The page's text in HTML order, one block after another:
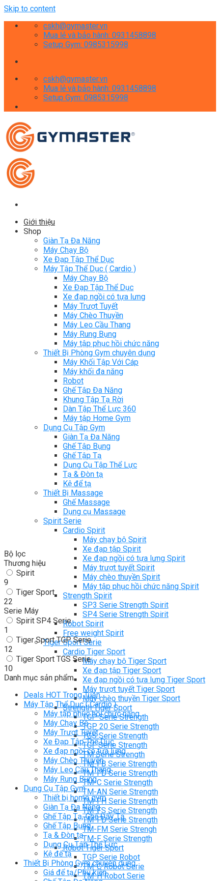
Skip to content
cskh@gymaster.vn
Mua lẻ và bảo hành: 0931458898
Setup Gym: 0985315998
cskh@gymaster.vn
Mua lẻ và bảo hành: 0931458898
Setup Gym: 0985315998
Giới thiệu
Shop
Giàn Tạ Đa Năng
Máy Chạy Bộ
Xe Đạp Tập Thể Dục
Máy Tập Thể Dục ( Cardio )
Máy Chạy Bộ
Xe Đạp Tập Thể Dục
Xe đạp ngồi có tựa lưng
Máy Trượt Tuyết
Máy Chèo Thuyền
Máy Leo Cầu Thang
Máy Rung Bụng
Máy tập phục hồi chức năng
Thiết Bị Phòng Gym chuyên dụng
Máy Khối Tập Với Cáp
Máy khối đa năng
Robot
Ghế Tập Đa Năng
Khung Tập Tạ Rời
Dàn Tập Thể Lực 360
Máy tập Home Gym
Dụng Cụ Tập Gym
Giàn Tạ Đa Năng
Ghế Tập Bụng
Ghế Tập Tạ
Dụng Cụ Tập Thể Lực
Tạ & Đòn tạ
Kệ để tạ
Thiết Bị Massage
Ghế Massage
Dụng cụ Massage
Spirit Serie
Cardio Spirit
Máy chạy bộ Spirit
Xe đạp tập Spirit
Xe đạp ngồi có tựa lưng Spirit
Máy trượt tuyết Spirit
Máy chèo thuyền Spirit
Máy tập phục hồi chức năng Spirit
Strength Spirit
SP3 Serie Strength Spirit
SP4 Serie Strength Spirit
Robot Spirit
Free weight Spirit
Tiger Sport Serie
Cardio Tiger Sport
Máy chạy bộ Tiger Sport
Xe đạp tập Tiger Sport
Xe đạp ngồi có tựa lưng Tiger Sport
Máy trượt tuyết Tiger Sport
Máy chèo thuyền Tiger Sport
Strength Tiger Sport
TGP Serie Strength
TGP 20 Serie Strength
TGS Serie Strength
TGF Serie Strength
TM Serie Strength
TM-FB Serie Strength
TM-FD Serie Strength
TM-C Serie Strength
TM-AN Serie Strength
TM-FH Serie Strength
TM-FS Serie Strength
TM-FD Serie Strength
TM-FM Serie Strengh
TM-F Serie Strength
Robot Tiger Sport
TGP Serie Robot
TM-C Robot Serie
TM-H Robot Serie
Bộ lọc
Thương hiệu
Spirit
9
Tiger Sport
22
Serie Máy
Spirit SP4 Serie
1
Tiger Sport TGP Serie
12
Tiger Sport TGS Serie
10
Danh mục sản phẩm
Deals HOT Trong Tuần
Máy Tập Thể Dục ( Cardio )
Máy tập phục hồi chức năng
Máy Chạy Bộ
Máy Trượt Tuyết
Xe Đạp Tập Thể Dục
Xe đạp ngồi có tựa lưng
Máy Chèo Thuyền
Máy Leo Cầu Thang
Máy Rung Bụng
Dụng Cụ Tập Gym
Thiết bị home gym
Giàn Tạ Đa Năng
Ghế Tập Tạ, Ghế Đẩy Tạ
Ghế Tập Bụng
Tạ & Đòn tạ
Dụng Cụ Tập Thể Lực
Kệ để tạ
Thiết Bị Phòng Gym chuyên dụng
Giá để tạ/Phụ kiện